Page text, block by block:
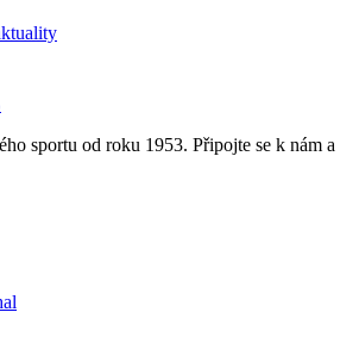
sportu od roku 1953. Připojte se k nám a